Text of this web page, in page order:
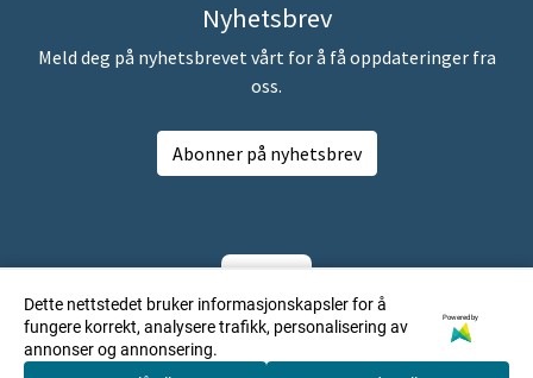
Nyhetsbrev
Meld deg på nyhetsbrevet vårt for å få oppdateringer fra
oss.
Abonner på nyhetsbrev
Dette nettstedet bruker informasjonskapsler for å
fungere korrekt, analysere trafikk, personalisering av
annonser og annonsering.
Powered by